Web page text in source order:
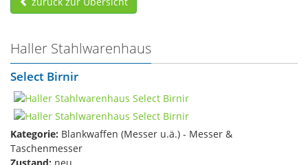
Haller Stahlwarenhaus
Select Birnir
Kategorie: Blankwaffen (Messer u.ä.) - Messer &
Taschenmesser